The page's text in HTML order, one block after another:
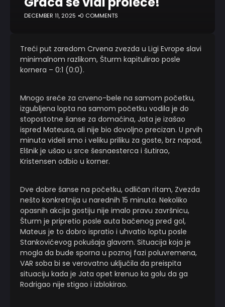
DECEMBER 11, 2025 0 COMMENTS
Treći put zaredom Crvena zvezda u Ligi Evrope slavi
minimalnom razlikom, Šturm kapitulirao posle
kornera – 0:1 (0:0).
Mnogo sreće za crveno-bele na samom početku,
izgubljena lopta na samom početku vodila je do
stopostotne šanse za domaćina, Jata je izašao
ispred Mateusa, ali nije bio dovoljno precizan. U prvih
minuta videli smo i veliku priliku za goste, brz napad,
Elšnik je ušao u srce šesnaesterca i šutirao,
Kristensen odbio u korner.
Dve dobre šanse na početku, odličan ritam, Zvezda
nešto konkretnija u narednih 15 minuta. Nekoliko
opasnih akcija gostiju nije imalo pravu završnicu,
Šturm je pripretio posle auta bačenog pred gol,
Mateus je to dobro ispratio i uhvatio loptu posle
Stankovićevog pokušaja glavom. Situacija koja je
mogla da bude sporna u poznoj fazi poluvremena,
VAR soba bi se verovatno uključila da preispita
situaciju kada je Jata opet krenuo ka golu da ga
Rodrigao nije stigao i izblokirao.